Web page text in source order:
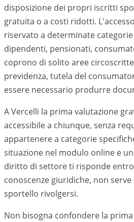
disposizione dei propri iscritti
gratuita o a costi ridotti.
riservato a determinate
dipendenti, pensionati,
coprono di solito aree
previdenza, tutela del
essere necessario produrre
A Vercelli la prima valutazione
accessibile a chiunque, senza
appartenere a categorie
situazione nel modulo online e
diritto di settore ti risponde
conoscenze giuridiche, non
sportello rivolgersi.
Non bisogna confondere la